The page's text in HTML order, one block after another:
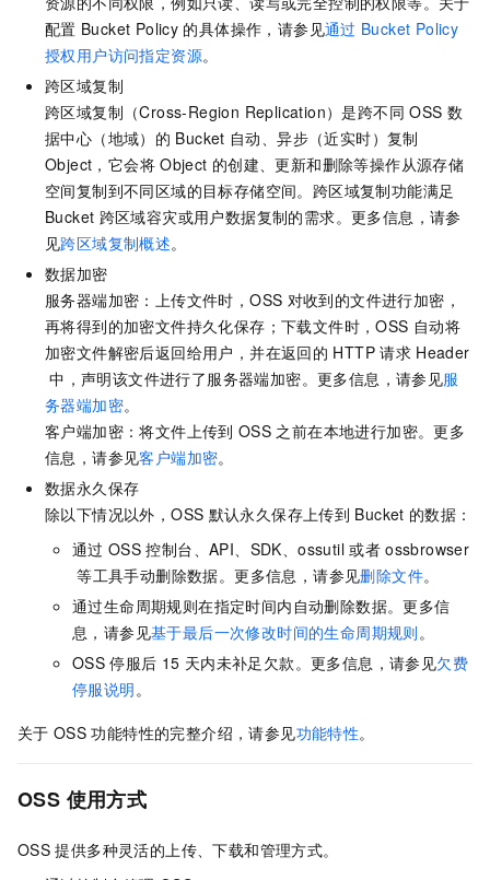
配置 Bucket Policy 的具体操作，请参见通过 Bucket Policy
授权用户访问指定资源。
跨区域复制
跨区域复制（Cross-Region Replication）是跨不同 OSS 数
据中心（地域）的 Bucket 自动、异步（近实时）复制
Object，它会将 Object 的创建、更新和删除等操作从源存储
空间复制到不同区域的目标存储空间。跨区域复制功能满足
Bucket 跨区域容灾或用户数据复制的需求。更多信息，请参
见跨区域复制概述。
数据加密
服务器端加密：上传文件时，OSS 对收到的文件进行加密，
再将得到的加密文件持久化保存；下载文件时，OSS 自动将
加密文件解密后返回给用户，并在返回的 HTTP 请求 Header
中，声明该文件进行了服务器端加密。更多信息，请参见服
务器端加密。
客户端加密：将文件上传到 OSS 之前在本地进行加密。更多
信息，请参见客户端加密。
数据永久保存
除以下情况以外，OSS 默认永久保存上传到 Bucket 的数据：
通过 OSS 控制台、API、SDK、ossutil 或者 ossbrowser
等工具手动删除数据。更多信息，请参见删除文件。
通过生命周期规则在指定时间内自动删除数据。更多信
息，请参见基于最后一次修改时间的生命周期规则。
OSS 停服后 15 天内未补足欠款。更多信息，请参见欠费
停服说明。
关于 OSS 功能特性的完整介绍，请参见功能特性。
OSS 使用方式
OSS 提供多种灵活的上传、下载和管理方式。